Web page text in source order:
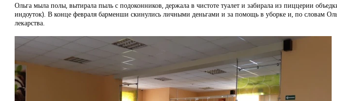
Ольга мыла полы, вытирала пыль с подоконников, держала в чистоте туалет и забирала из пиццерии
индоуток). В конце февраля барменши скинулись личными деньгами и за помощь в уборке и, по словам
лекарства.